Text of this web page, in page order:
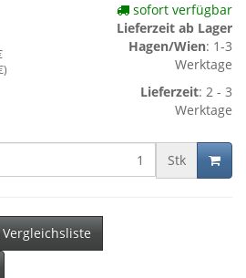
)
sofort verfügbar
Lieferzeit ab Lager
Hagen/Wien: 1-3
Werktage
Lieferzeit: 2 - 3
Werktage
Stk
Vergleichsliste